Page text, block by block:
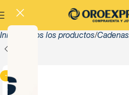
Inicio Todos los productos Cadenas
-13%